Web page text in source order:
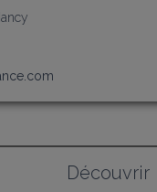
Découvrir